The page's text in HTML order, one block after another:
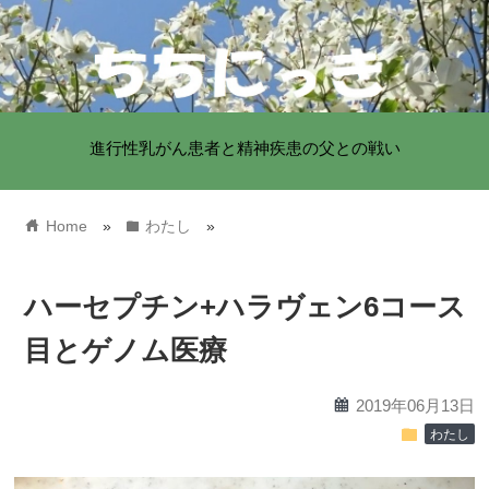
進行性乳がん患者と精神疾患の父との戦い
home Home » folder わたし »
ハーセプチン+ハラヴェン6コース
目とゲノム医療
calendar 2019年06月13日
folder わたし